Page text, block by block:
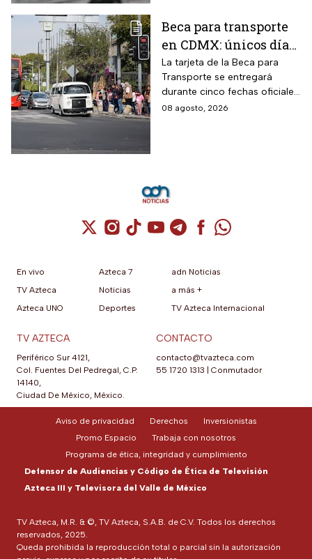
Beca para transporte
en CDMX: únicos días
para recoger la tarjeta
si te atrasaste
La tarjeta de la Beca para
Transporte se entregará
durante cinco fechas oficiales
en la CDMX; estos son los
08 agosto, 2026
Cuenta de X / Twitter (se abre en una
Cuenta de Instagram (se abre en una
Cuenta de TikTok (se abre en
Cuenta de YouTube (se abre
Cuenta de Telegram (se
Cuenta de
Cuenta de
En vivo
TV Azteca
Azteca UNO
Azteca 7
Noticias
Deportes
adn Noticias
a más +
TV Azteca Internacional
TV AZTECA
Periférico Sur 4121,
Col. Fuentes Del Pedregal, C.P.
14140,
Ciudad De México, México.
CONTACTO
contacto@tvazteca.com
55 1720 1313
Conmutador
TV Azteca, M.R. & ©, TV Azteca, S.A.B. de C.V. Todos los derechos
reservados, 2025.
Queda prohibida la reproducción total o parcial sin la autorización
Aviso de privacidad Derechos
Inversionistas
Promo Espacio
Trabaja con nosotros
Programa de ética, integridad y cumplimiento
Defensor de Audiencias y Código de Ética de Televisión
Azteca III y Televisora del Valle de México